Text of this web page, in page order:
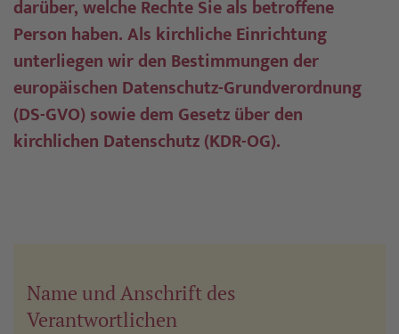
darüber, welche Rechte Sie als betroffene
Person haben. Als kirchliche Einrichtung
unterliegen wir den Bestimmungen der
europäischen Datenschutz-Grundverordnung
(DS-GVO) sowie dem Gesetz über den
kirchlichen Datenschutz (KDR-OG).
Name und Anschrift des
Verantwortlichen